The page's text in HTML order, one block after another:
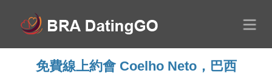
免費線上約會 Coelho Neto，巴西